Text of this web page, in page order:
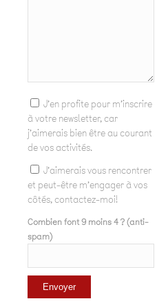
J'en profite pour m'inscrire
à votre newsletter, car
j'aimerais bien être au courant
de vos activités.
J'aimerais vous rencontrer
et peut-être m'engager à vos
côtés, contactez-moi!
Combien font 9 moins 4 ? (anti-
spam)